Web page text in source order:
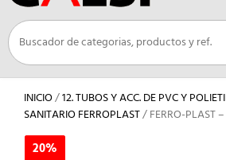
INICIO/12. TUBOS Y ACC. DE PVC Y
SANITARIO FERROPLAST/ FERRO-PLAST
20%
20%